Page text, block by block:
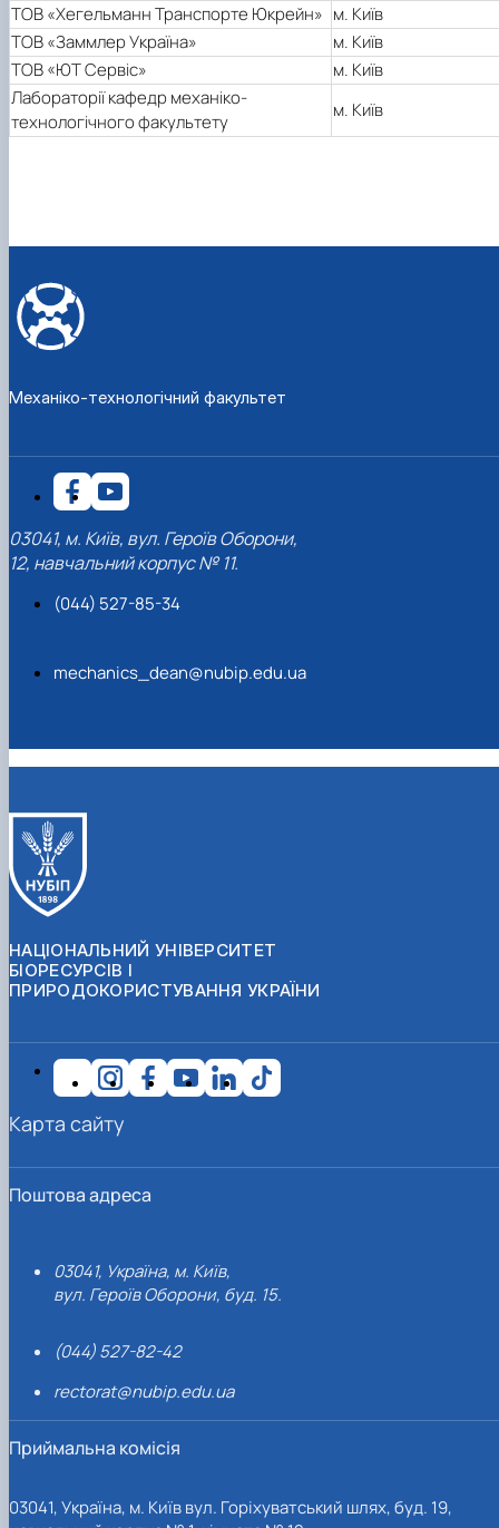
ТОВ «Хегельманн Транспорте Юкрейн» м. Київ
ТОВ «Заммлер Україна»
м. Київ
ТОВ «ЮТ Сервіс»
м. Київ
Лабораторії кафедр механіко-
технологічного факультету
м. Київ
Механіко-технологічний факультет
03041, м. Київ, вул. Героїв Оборони,
12, навчальний корпус № 11.
(044) 527-85-34
mechanics_dean@nubip.edu.ua
НАЦІОНАЛЬНИЙ УНІВЕРСИТЕТ
БІОРЕСУРСІВ І
ПРИРОДОКОРИСТУВАННЯ УКРАЇНИ
Поштова адреса
03041, Україна, м. Київ,
вул. Героїв Оборони, буд. 15.
(044) 527-82-42
rectorat@nubip.edu.ua
Приймальна комісія
03041, Україна, м. Київ вул. Горіхуватський шлях, буд. 19,
Карта сайту